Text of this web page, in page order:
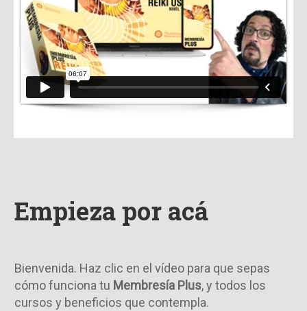
Empieza por acá
Bienvenida. Haz clic en el vídeo para que sepas
cómo funciona tu Membresía Plus, y todos los
cursos y beneficios que contempla.